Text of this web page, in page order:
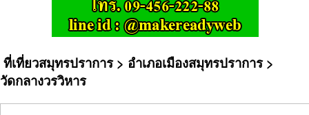
ที่เที่ยวสมุทรปราการ> อำเภอเมืองสมุทรปราการ>
วัดกลางวรวิหาร